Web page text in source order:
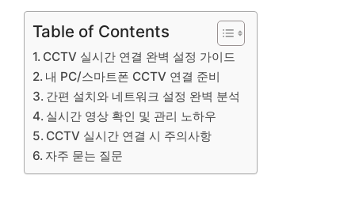
Table of Contents
CCTV 실시간 연결 완벽 설정 가이드
내 PC/스마트폰 CCTV 연결 준비
간편 설치와 네트워크 설정 완벽 분석
실시간 영상 확인 및 관리 노하우
CCTV 실시간 연결 시 주의사항
자주 묻는 질문